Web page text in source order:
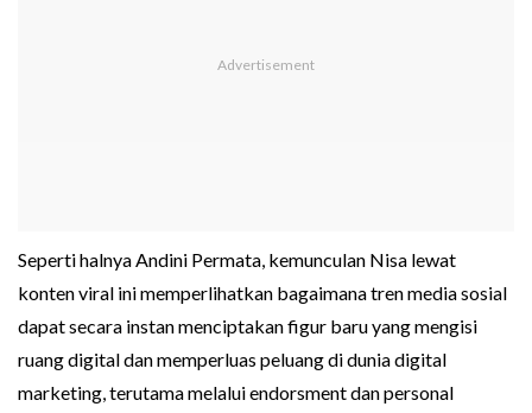
Seperti halnya Andini Permata, kemunculan Nisa lewat
konten viral ini memperlihatkan bagaimana tren media sosial
dapat secara instan menciptakan figur baru yang mengisi
ruang digital dan memperluas peluang di dunia digital
marketing, terutama melalui endorsment dan personal